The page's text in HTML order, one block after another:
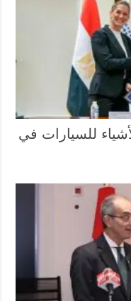
للسيارات في